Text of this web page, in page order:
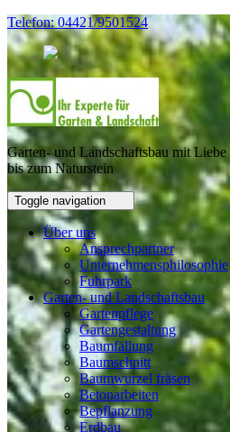
Telefon: 04421/9501524
Garten- und Landschaftsbau mit
bis zum Naturstein
Toggle navigation
Über uns
Ansprechpartner
Unternehmensphilosophie
Fuhrpark
Garten- und Landschaftsbau
Gartenpflege
Gartengestaltung
Baumfällung
Baumschnitt
Baumwurzel fräsen
Betonarbeiten
Bepflanzung
Erdbau